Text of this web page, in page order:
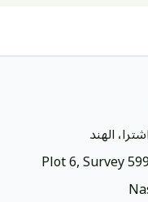
الهند
Plot 6, Survey